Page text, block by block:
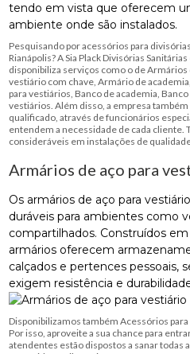
tendo em vista que oferecem
ambiente onde são instalados.
Pesquisando por acessórios para
Rianápolis? A Sia Plack Divisórias
disponibiliza serviços como o de
vestiário com chave, Armário de
para vestiários, Banco de academia,
vestiários. Além disso, a empresa
qualificado, através de funcionários
entendem a necessidade de cada
consideráveis em instalações de
Armários de aço para
Os armários de aço para
duráveis para ambientes como
compartilhados. Construídos
armários oferecem
calçados e pertences pessoais,
exigem resistência e
Disponibilizamos também Acessórios
Por isso, aproveite a sua chance para
atendentes estão dispostos a sanar todas